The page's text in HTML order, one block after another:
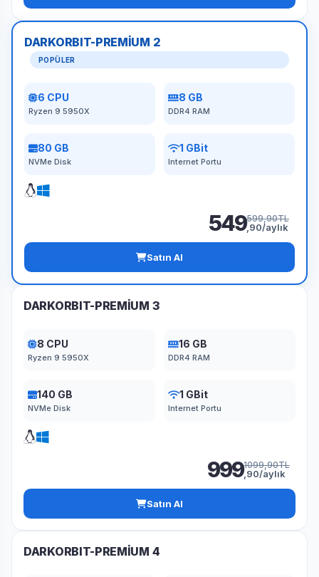
DARKORBIT-PREMİUM 2
POPÜLER
6 CPU
Ryzen 9 5950X
8 GB
DDR4 RAM
80 GB
NVMe Disk
1 GBit
Internet Portu
549599,90TL
,90/aylık
Satın Al
DARKORBIT-PREMİUM 3
8 CPU
Ryzen 9 5950X
16 GB
DDR4 RAM
140 GB
NVMe Disk
1 GBit
Internet Portu
9991099,90TL
,90/aylık
Satın Al
DARKORBIT-PREMİUM 4